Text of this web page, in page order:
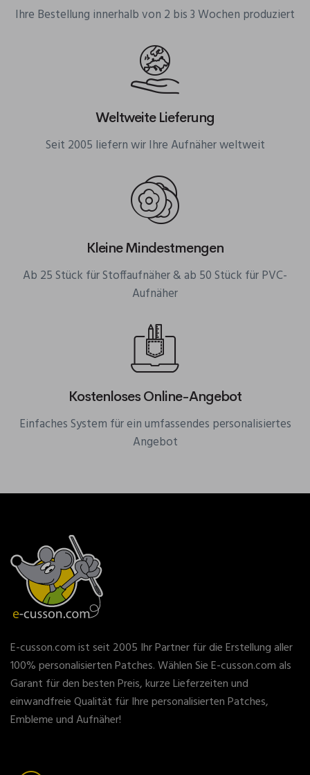
Ihre Bestellung innerhalb von 2 bis 3 Wochen produziert
Weltweite Lieferung
Seit 2005 liefern wir Ihre Aufnäher weltweit
Kleine Mindestmengen
Ab 25 Stück für Stoffaufnäher & ab 50 Stück für PVC-
Aufnäher
Kostenloses Online-Angebot
Einfaches System für ein umfassendes personalisiertes
Angebot
E-cusson.com ist seit 2005 Ihr Partner für die Erstellung aller
100% personalisierten Patches. Wählen Sie E-cusson.com als
Garant für den besten Preis, kurze Lieferzeiten und
einwandfreie Qualität für Ihre personalisierten Patches,
Embleme und Aufnäher!